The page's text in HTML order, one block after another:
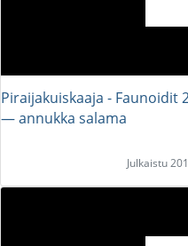
Piraijakuiskaaja - Faunoidit
― annukka salama
Julkaistu